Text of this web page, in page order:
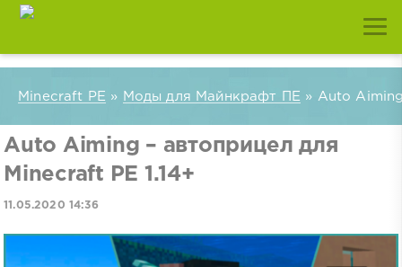
Minecraft PE » Моды для Майнкрафт ПЕ » Auto
Auto Aiming – автоприцел для
Minecraft PE 1.14+
11.05.2020 14:36